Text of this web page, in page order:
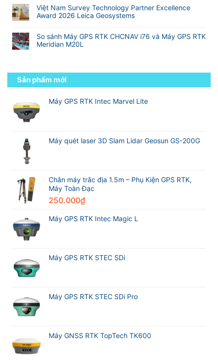
Và
Địa
RTK
tốt
nhất
giới
so
với
truyền
thống
Hành
trình
viên
đến
địa
chuyên
có
bình
luận
Danh
sách
GPS
RTK
tốt
nhất
thế
giới
Việt Nam Survey Technology Partner Excellence
Award 2026 Leica Geosystems
có
bình
luận
Nam
Survey
Technology
Excellence
Award
So sánh Máy GPS RTK CHCNAV i76 và Máy GPS RTK
Meridian M20L
luận
ở
sánh
Máy
GPS
Meridian
M20L
Sản phẩm mới
Máy GPS RTK Intec Marvel Lite
Máy quét laser 3D Slam Lidar Geosun GS-200G
Chân máy trắc địa 1.5m – Phụ Kiện GPS RTK,
Máy Toàn Đạc
250.000₫
Máy GPS RTK Intec Magic L
Máy GPS RTK STEC SDi
Máy GPS RTK STEC SDi Pro
Máy GNSS RTK TopTech TK600